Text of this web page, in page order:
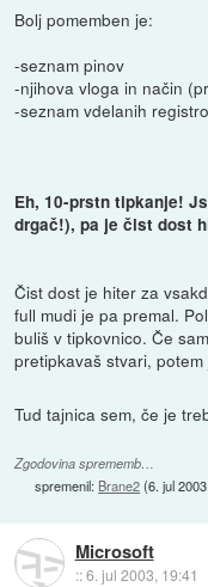
Bolj pomemben je:
-seznam pinov
-njihova vloga in način
-seznam vdelanih
Eh, 10-prstn tipkanje!
drgač!), pa je čist dost
Čist dost je hiter za
full mudi je pa premal.
buliš v tipkovnico. Če
pretipkavaš stvari,
Tud tajnica sem, če je
Zgodovina sprememb…
spremenil: Brane2(6. jul
Microsoft
::6. jul 2003, 19:41